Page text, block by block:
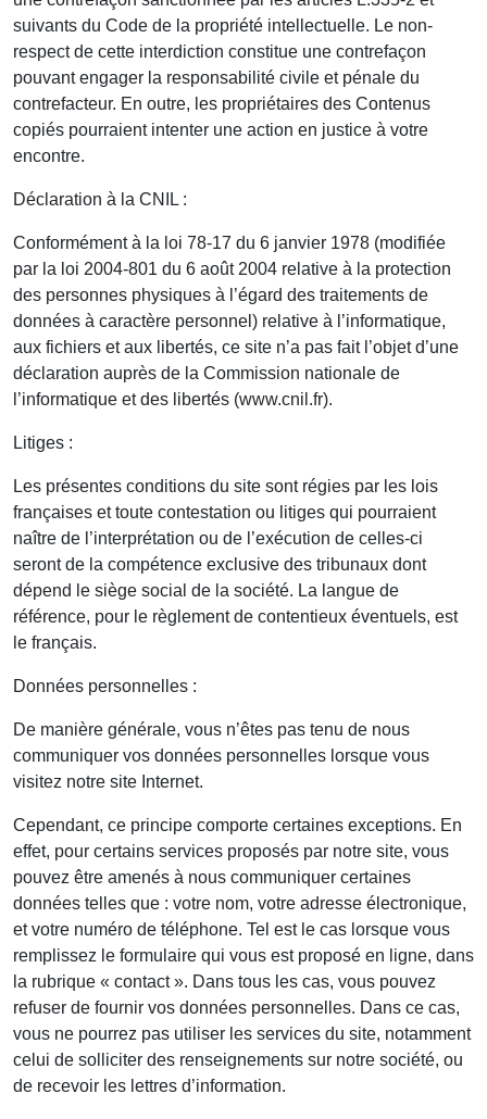
suivants du Code de la propriété intellectuelle. Le non-
respect de cette interdiction constitue une contrefaçon
pouvant engager la responsabilité civile et pénale du
contrefacteur. En outre, les propriétaires des Contenus
copiés pourraient intenter une action en justice à votre
encontre.
Déclaration à la CNIL :
Conformément à la loi 78-17 du 6 janvier 1978 (modifiée
par la loi 2004-801 du 6 août 2004 relative à la protection
des personnes physiques à l’égard des traitements de
données à caractère personnel) relative à l’informatique,
aux fichiers et aux libertés, ce site n’a pas fait l’objet d’une
déclaration auprès de la Commission nationale de
l’informatique et des libertés (www.cnil.fr).
Litiges :
Les présentes conditions du site sont régies par les lois
françaises et toute contestation ou litiges qui pourraient
naître de l’interprétation ou de l’exécution de celles-ci
seront de la compétence exclusive des tribunaux dont
dépend le siège social de la société. La langue de
référence, pour le règlement de contentieux éventuels, est
le français.
Données personnelles :
De manière générale, vous n’êtes pas tenu de nous
communiquer vos données personnelles lorsque vous
visitez notre site Internet.
Cependant, ce principe comporte certaines exceptions. En
effet, pour certains services proposés par notre site, vous
pouvez être amenés à nous communiquer certaines
données telles que : votre nom, votre adresse électronique,
et votre numéro de téléphone. Tel est le cas lorsque vous
remplissez le formulaire qui vous est proposé en ligne, dans
la rubrique « contact ». Dans tous les cas, vous pouvez
refuser de fournir vos données personnelles. Dans ce cas,
vous ne pourrez pas utiliser les services du site, notamment
celui de solliciter des renseignements sur notre société, ou
de recevoir les lettres d’information.